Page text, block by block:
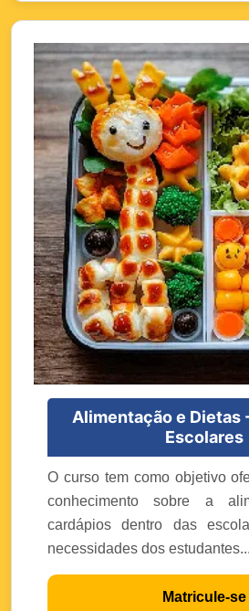
Alimentação e Dietas
Escolares
O curso tem como objetivo
conhecimento sobre a
cardápios dentro das
necessidades dos estudantes...
Matricule-se